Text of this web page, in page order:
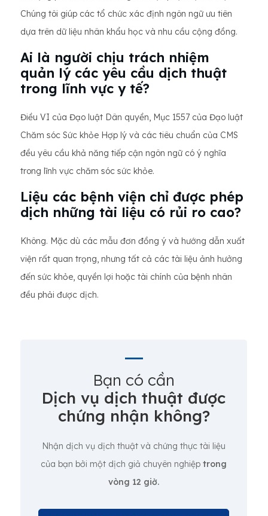
Chúng tôi giúp các tổ chức xác định ngôn ngữ ưu tiên
dựa trên dữ liệu nhân khẩu học và nhu cầu cộng đồng.
Ai là người chịu trách nhiệm
quản lý các yêu cầu dịch thuật
trong lĩnh vực y tế?
Điều VI của Đạo luật Dân quyền, Mục 1557 của Đạo luật
Chăm sóc Sức khỏe Hợp lý và các tiêu chuẩn của CMS
đều yêu cầu khả năng tiếp cận ngôn ngữ có ý nghĩa
trong lĩnh vực chăm sóc sức khỏe.
Liệu các bệnh viện chỉ được phép
dịch những tài liệu có rủi ro cao?
Không. Mặc dù các mẫu đơn đồng ý và hướng dẫn xuất
viện rất quan trọng, nhưng tất cả các tài liệu ảnh hưởng
đến sức khỏe, quyền lợi hoặc tài chính của bệnh nhân
đều phải được dịch.
Bạn có cần
Dịch vụ dịch thuật được
chứng nhận không?
Nhận dịch vụ dịch thuật và chứng thực tài liệu
của bạn bởi một dịch giả chuyên nghiệp trong
vòng 12 giờ.